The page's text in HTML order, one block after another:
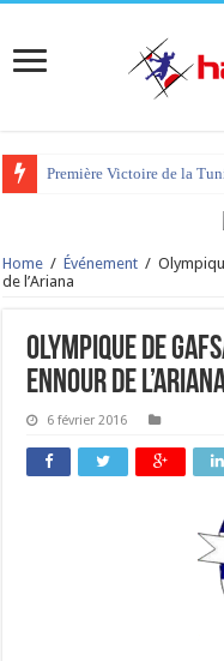
Première Victoire de la
tournoi international
Home / Événement /
de l’Ariana
Olympique de
Ennour de
6 février 2016